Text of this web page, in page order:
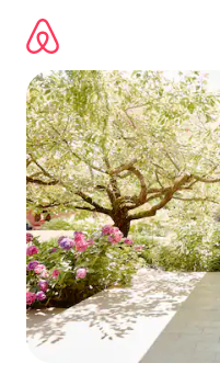
sadržaj